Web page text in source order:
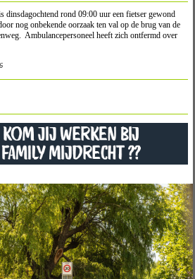
dinsdagochtend rond 09:00 uur een fietser gewond
nog onbekende oorzaak ten val op de brug van de
Ambulancepersoneel heeft zich ontfermd over